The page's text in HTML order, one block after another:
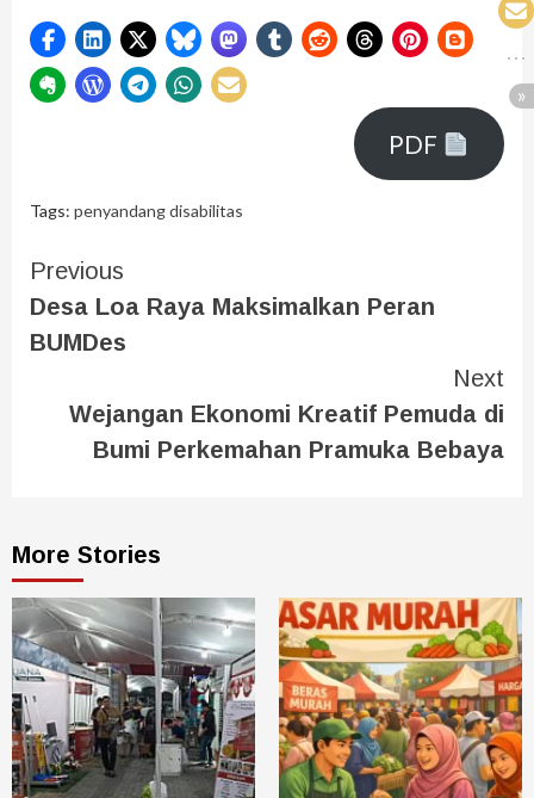
PDF
Tags: penyandang disabilitas
Previous
Desa Loa Raya Maksimalkan Peran
BUMDes
Next
Wejangan Ekonomi Kreatif Pemuda di
Bumi Perkemahan Pramuka Bebaya
More Stories